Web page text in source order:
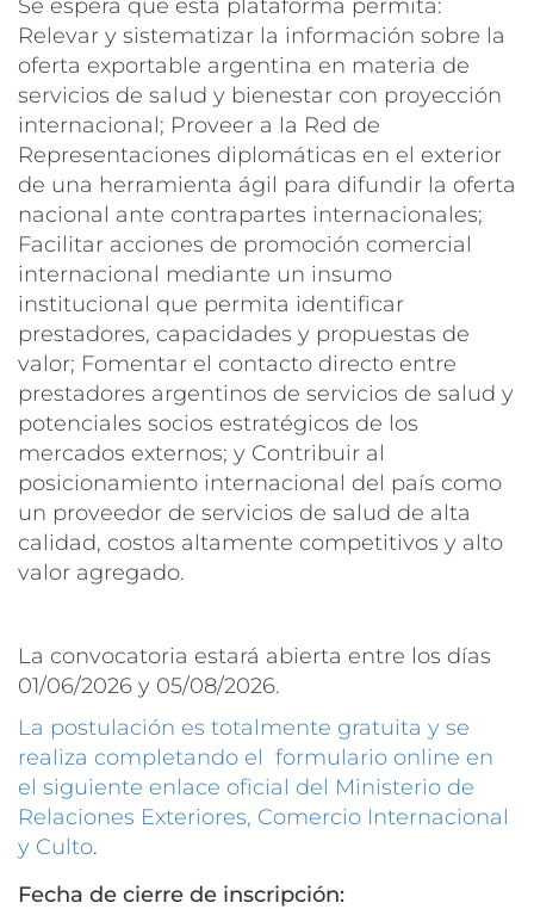
Se espera que esta plataforma permita:
Relevar y sistematizar la información sobre la
oferta exportable argentina en materia de
servicios de salud y bienestar con proyección
internacional; Proveer a la Red de
Representaciones diplomáticas en el exterior
de una herramienta ágil para difundir la oferta
nacional ante contrapartes internacionales;
Facilitar acciones de promoción comercial
internacional mediante un insumo
institucional que permita identificar
prestadores, capacidades y propuestas de
valor; Fomentar el contacto directo entre
prestadores argentinos de servicios de salud y
potenciales socios estratégicos de los
mercados externos; y Contribuir al
posicionamiento internacional del país como
un proveedor de servicios de salud de alta
calidad, costos altamente competitivos y alto
valor agregado.
La convocatoria estará abierta entre los días
01/06/2026 y 05/08/2026.
La postulación es totalmente gratuita y se
realiza completando el formulario online en
el siguiente enlace oficial del Ministerio de
Relaciones Exteriores, Comercio Internacional
y Culto.
Fecha de cierre de inscripción: